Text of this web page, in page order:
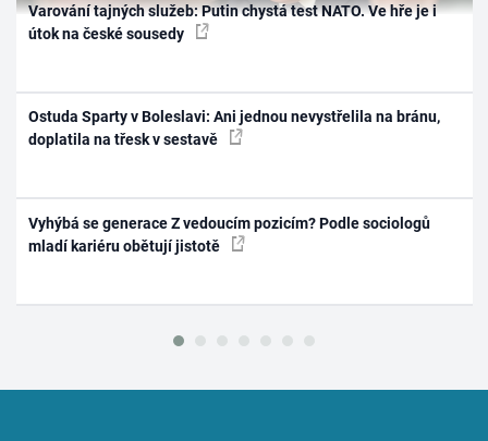
Varování tajných služeb: Putin chystá test NATO. Ve hře je i
útok na české sousedy
Ostuda Sparty v Boleslavi: Ani jednou nevystřelila na bránu,
doplatila na třesk v sestavě
Vyhýbá se generace Z vedoucím pozicím? Podle sociologů
mladí kariéru obětují jistotě